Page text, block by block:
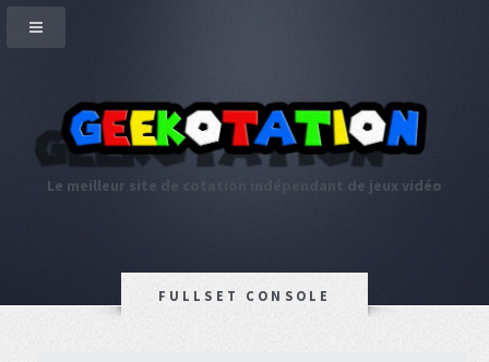
Le meilleur site de cotation indépendant de jeux vidéo
FULLSET CONSOLE